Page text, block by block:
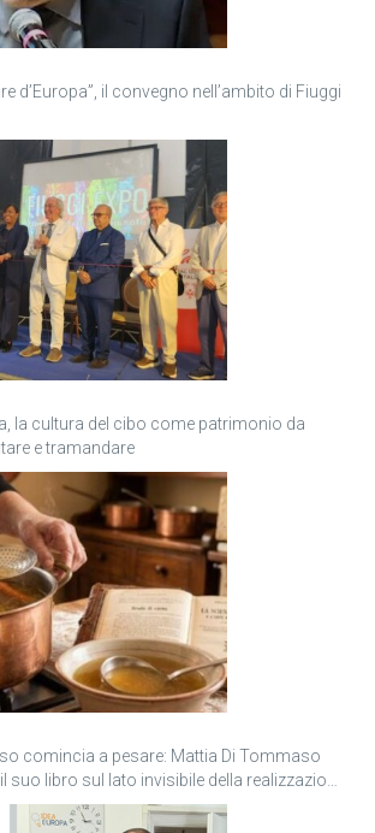
d’Europa”, il convegno nell’ambito di Fiuggi
la cultura del cibo come patrimonio da
e tramandare
comincia a pesare: Mattia Di Tommaso
suo libro sul lato invisibile della realizzazione